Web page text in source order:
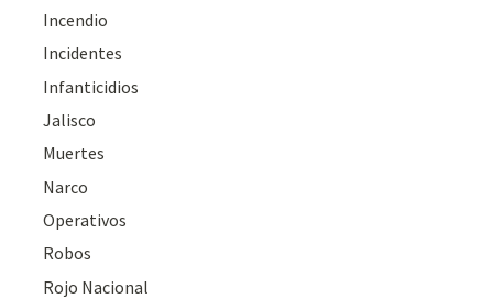
Incendio
Incidentes
Infanticidios
Jalisco
Muertes
Narco
Operativos
Robos
Rojo Nacional